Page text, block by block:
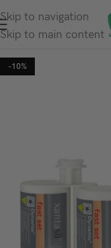
Skip to navigation
Skip to main content
-10%